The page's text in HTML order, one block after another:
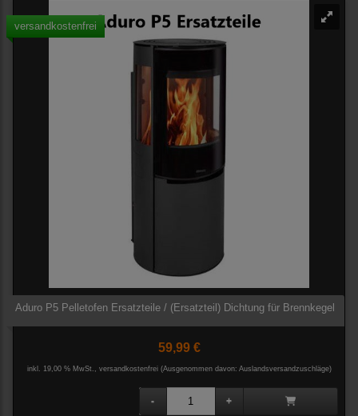
versandkostenfrei
Aduro P5 Pelletofen Ersatzteile / (Ersatzteil) Dichtung für Brennkegel
59,99 €
inkl. 19,00 % MwSt., versandkostenfrei (Ausgenommen davon: Auslandsversandzuschläge)